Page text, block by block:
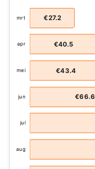
€27.2
€40.5
€43.4
€66.6
mrt
apr
mei
jun
jul
aug